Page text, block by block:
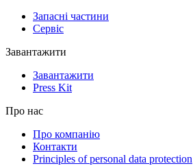
Запасні частини
Сервіс
Завантажити
Завантажити
Press Kit
Про нас
Про компанію
Контакти
Principles of personal data protection